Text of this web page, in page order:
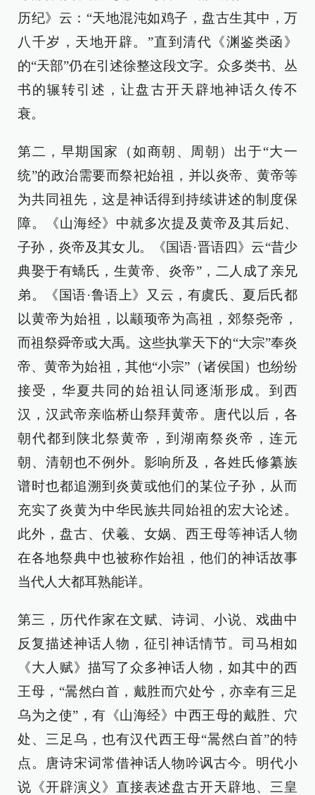
历纪》云：“天地混沌如鸡子，盘古生其中，万
八千岁，天地开辟。”直到清代《渊鉴类函》
的“天部”仍在引述徐整这段文字。众多类书、丛
书的辗转引述，让盘古开天辟地神话久传不
衰。
第二，早期国家（如商朝、周朝）出于“大一
统”的政治需要而祭祀始祖，并以炎帝、黄帝等
为共同祖先，这是神话得到持续讲述的制度保
障。《山海经》中就多次提及黄帝及其后妃、
子孙，炎帝及其女儿。《国语·晋语四》云“昔少
典娶于有蟜氏，生黄帝、炎帝”，二人成了亲兄
弟。《国语·鲁语上》又云，有虞氏、夏后氏都
以黄帝为始祖，以颛顼帝为高祖，郊祭尧帝，
而祖祭舜帝或大禹。这些执掌天下的“大宗”奉炎
帝、黄帝为始祖，其他“小宗”（诸侯国）也纷纷
接受，华夏共同的始祖认同逐渐形成。到西
汉，汉武帝亲临桥山祭拜黄帝。唐代以后，各
朝代都到陕北祭黄帝，到湖南祭炎帝，连元
朝、清朝也不例外。影响所及，各姓氏修纂族
谱时也都追溯到炎黄或他们的某位子孙，从而
充实了炎黄为中华民族共同始祖的宏大论述。
此外，盘古、伏羲、女娲、西王母等神话人物
在各地祭典中也被称作始祖，他们的神话故事
当代人大都耳熟能详。
第三，历代作家在文赋、诗词、小说、戏曲中
反复描述神话人物，征引神话情节。司马相如
《大人赋》描写了众多神话人物，如其中的西
王母，“暠然白首，戴胜而穴处兮，亦幸有三足
乌为之使”，有《山海经》中西王母的戴胜、穴
处、三足乌，也有汉代西王母“暠然白首”的特
点。唐诗宋词常借神话人物吟讽古今。明代小
说《开辟演义》直接表述盘古开天辟地、三皇